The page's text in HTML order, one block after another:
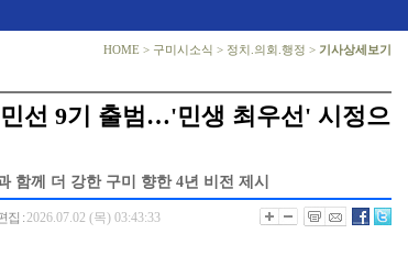
원
전선
충
HOME > 구미시소식 > 정치.의회.행정 > 기사상세보기
선 9기 출범…'민생 최우선' 시정으
함께 더 강한 구미 향한 4년 비전 제시
집 :2026.07.02 (목) 03:43:33